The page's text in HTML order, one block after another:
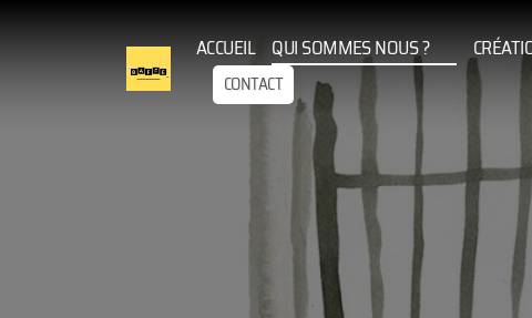
ACCUEIL QUI SOMMES NOUS ?
CONTACT